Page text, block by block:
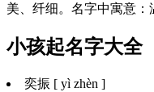
美、纤细。名字中寓意：
小孩起名字大全
奕振 [ yì zhèn ]